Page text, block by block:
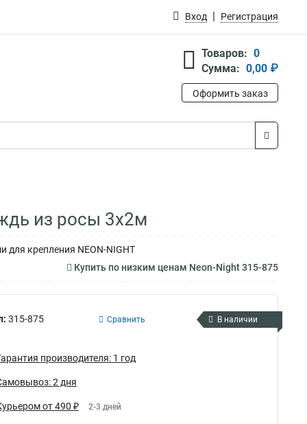
Вход Регистрация
Товаров: 0
Сумма: 0,00 ₽
Оформить заказ
из росы 3х2м
для крепления NEON-NIGHT
Купить по низким ценам Neon-Night 315-875
315-875 Сравнить В наличии
производителя: 1 год
2 дня
от 490 ₽ 2-3 дней